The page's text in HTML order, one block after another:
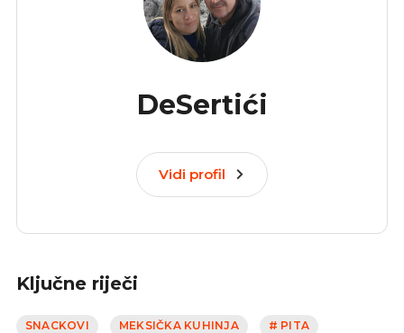
DeSertići
Vidi profil
Ključne riječi
SNACKOVI MEKSIČKA KUHINJA # PITA